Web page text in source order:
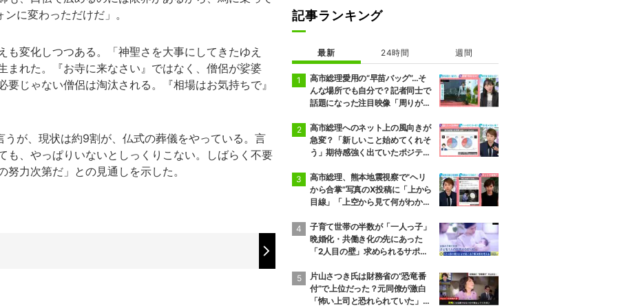
に変わっただけだ」。
変化しつつある。「神聖さを大事にしてきたゆえ
まれた。『お寺に来なさい』ではなく、僧侶が娑婆
じゃない僧侶は淘汰される。『相場はお気持ちで』
が、現状は約9割が、仏式の葬儀をやっている。言
も、やっぱりいないとしっくりこない。しばらく不要
力次第だ」との見通しを示した。
記事ランキング
最新 24時間 週間
高市総理愛用の“早苗バッグ”…そ
んな場所でも自分で？記者同士で
話題になった注目映像「周りが持
も…」
高市総理へのネット上の風向きが
急変？「新しいこと始めてくれそ
う」期待感強く出ていたポジティ
後の政権運営に及ぼす影響は
高市総理、熊本地震視察で“ヘリ
から合掌”写真のX投稿に「上から
目線」「上空から見て何がわか
副編集長は「SNSでの見せ方を配
慮する時代」と指摘
子育て世帯の半数が「一人っ子」
晩婚化・共働き化の先にあった
「2人目の壁」求められるサポー
片山さつき氏は財務省の“恐竜番
付”で上位だった？元同僚が激白
「怖い上司と恐れられていた」